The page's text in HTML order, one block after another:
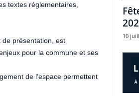
textes réglementaires,
présentation, est
pour la commune et ses
de l’espace permettent
10